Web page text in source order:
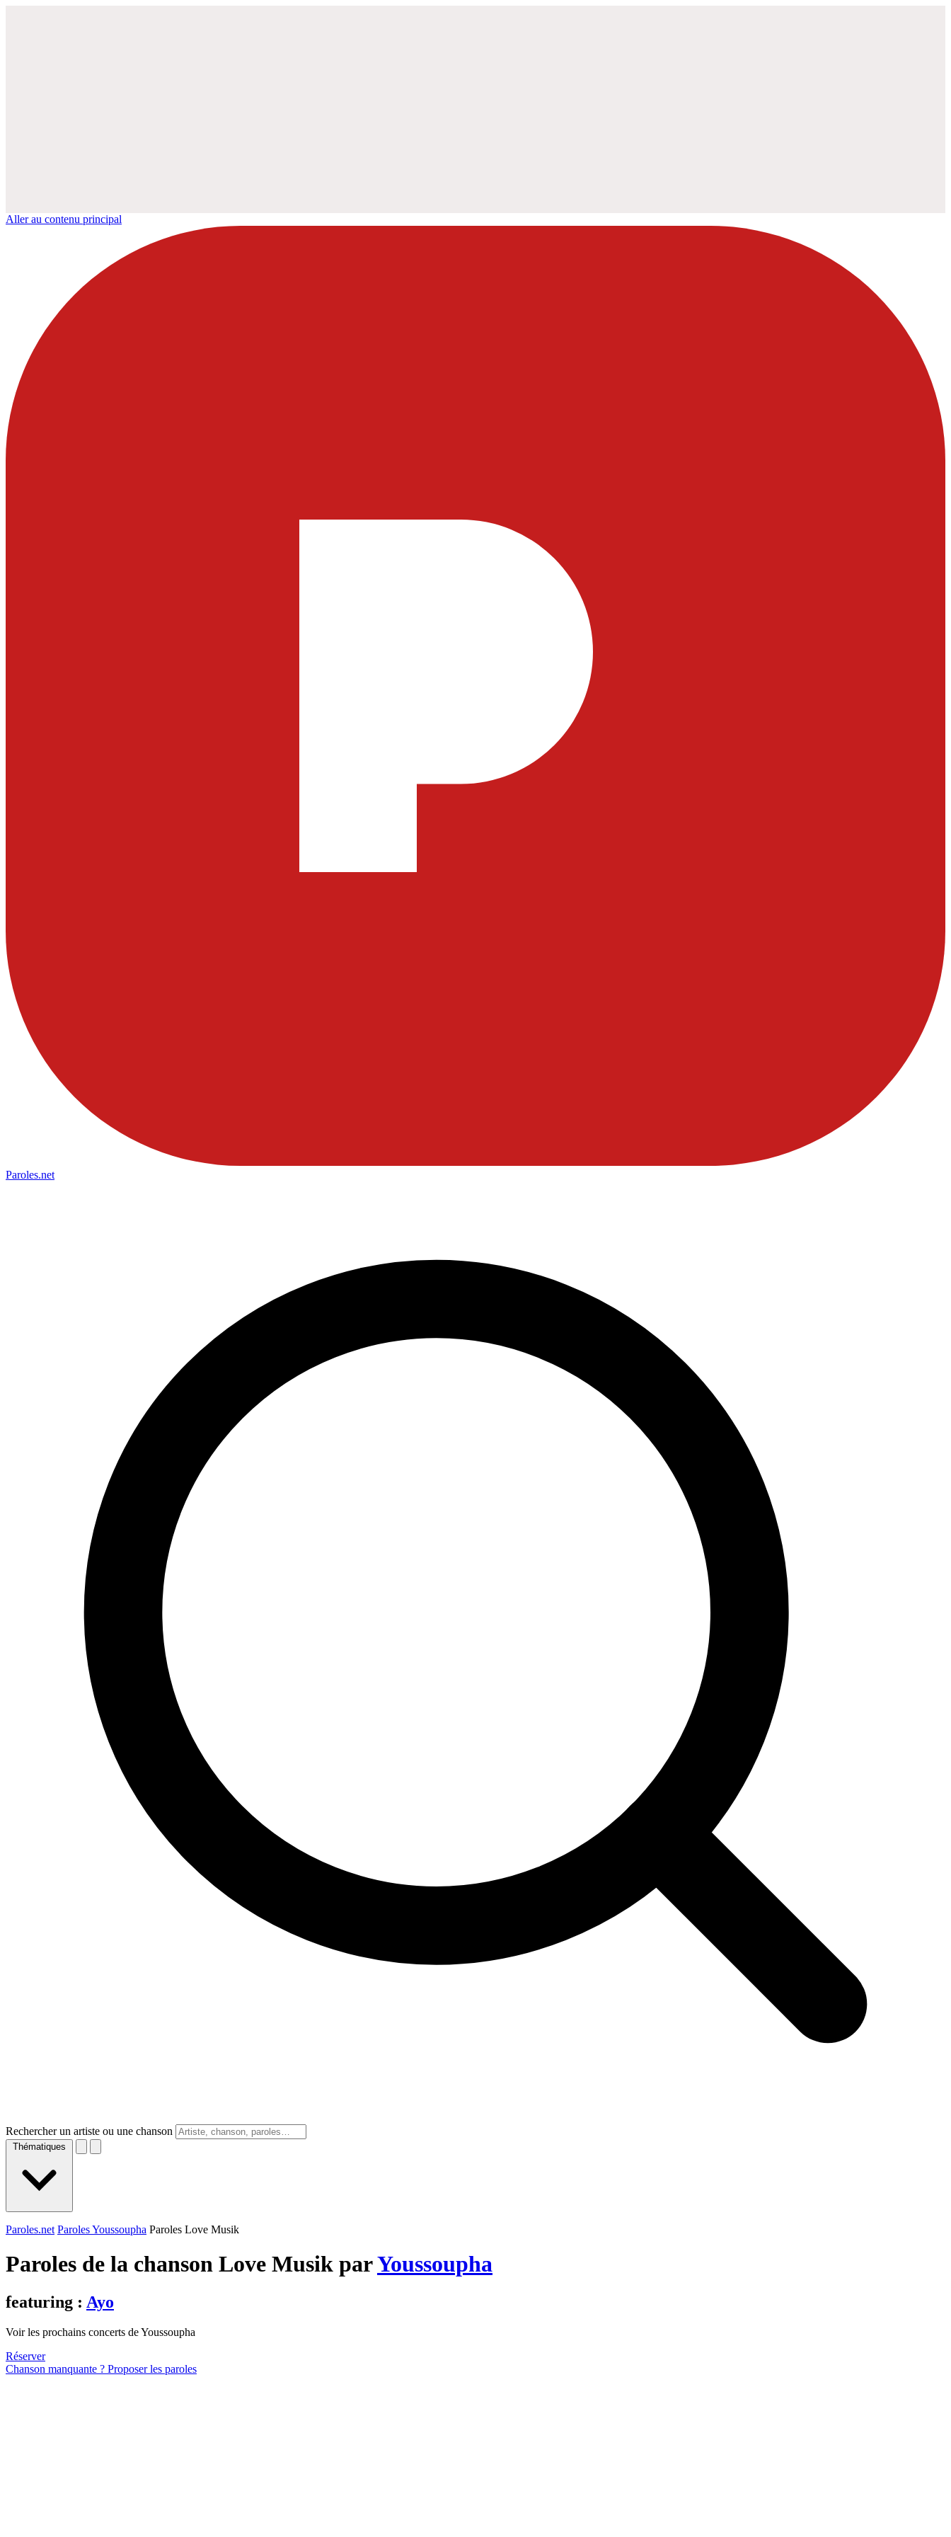
Aller au contenu principal
Paroles.net
Rechercher un artiste ou une chanson
Thématiques
Paroles.net Paroles Youssoupha Paroles Love Musik
Paroles de la chanson Love Musik parYoussoupha
featuring : Ayo
Voir les prochains concerts de Youssoupha
Réserver
Chanson manquante ? Proposer les paroles